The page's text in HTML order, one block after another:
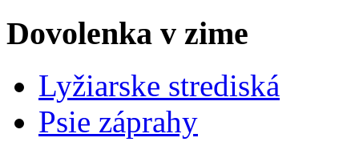
Dovolenka v zime
Lyžiarske strediská
Psie záprahy